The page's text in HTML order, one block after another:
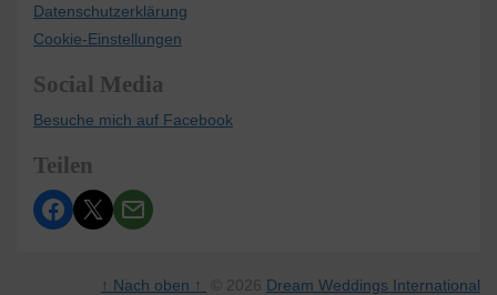
Datenschutzerklärung
Cookie-Einstellungen
Social Media
Besuche mich auf Facebook
Teilen
↑ Nach oben ↑ © 2026 Dream Weddings International